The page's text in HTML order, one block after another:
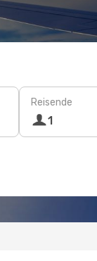
Reisende
1